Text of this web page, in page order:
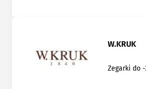
W.KRUK
Zegarki do -